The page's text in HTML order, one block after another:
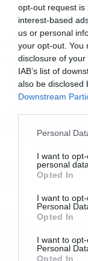
opt-out request is
interest-based
us or personal
your opt-out. You
disclosure of
IAB’s list of
also be disclosed
Downstream
Please note that
not limited to
grant or deny
use your data for
consent section.
Personal
I want to
personal data.
Opted In
I want to
Personal
Opted In
I want to
Personal
Opted In
[iframe]<a
border=”0″
content/
on-air-
[/iframe]
Movies
The X-